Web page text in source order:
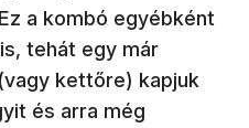
a kombó egyébként
tehát egy már
kettőre) kapjuk
és arra még